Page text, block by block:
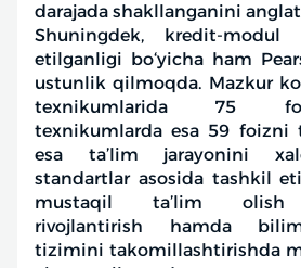
darajada shakllanganini
Shuningdek, kredit-
etilganligi bo‘yicha ham
ustunlik qilmoqda. Mazkur
texnikumlarida 75
texnikumlarda esa 59 foizni
esa ta’lim jarayonini
standartlar asosida tashkil
mustaqil ta’lim olish
rivojlantirish hamda
tizimini takomillashtirishda